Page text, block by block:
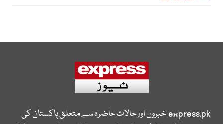
express.pkخبروں اور حالات حاضرہ سے متعلق پاکستان کی